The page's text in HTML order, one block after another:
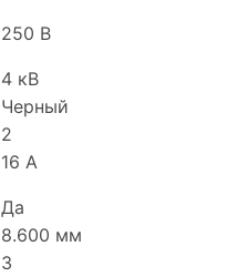
250 В
4 кВ
Черный
2
16 А
Да
8.600 мм
3